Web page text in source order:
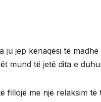
ju jep kënaqësi të
mund të jetë dita e
fillojë me një relaksim